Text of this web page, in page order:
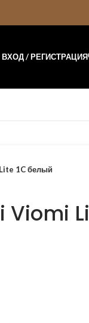
ВХОД / РЕГИСТРАЦИЯ
1C белый